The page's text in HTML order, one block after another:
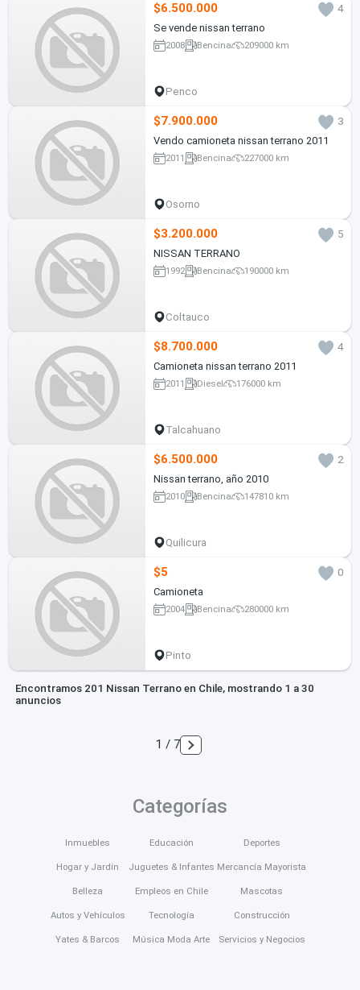
$6.500.000
4
Se vende nissan terrano
2008 Bencina 209000 km
Penco
$7.900.000
3
Vendo camioneta nissan terrano 2011
2011 Bencina 227000 km
Osorno
$3.200.000
5
NISSAN TERRANO
1992 Bencina 190000 km
Coltauco
$8.700.000
4
Camioneta nissan terrano 2011
2011 Diesel 176000 km
Talcahuano
$6.500.000
2
Nissan terrano, año 2010
2010 Bencina 147810 km
Quilicura
$5
0
Camioneta
2004 Bencina 280000 km
Pinto
Encontramos 201 Nissan Terrano en Chile, mostrando 1 a 30
anuncios
1 / 7
Categorías
Inmuebles
Hogar y Jardín
Belleza
Autos y Vehículos
Yates & Barcos
Educación
Juguetes & Infantes
Empleos en Chile
Tecnología
Música Moda Arte
Deportes
Mercancía Mayorista
Mascotas
Construcción
Servicios y Negocios